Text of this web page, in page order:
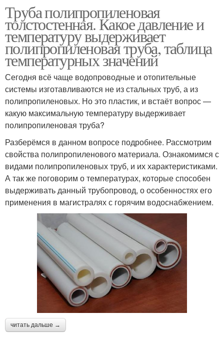
Труба полипропиленовая
толстостенная. Какое давление и
температуру выдерживает
полипропиленовая труба, таблица
температурных значений
Сегодня всё чаще водопроводные и отопительные
системы изготавливаются не из стальных труб, а из
полипропиленовых. Но это пластик, и встаёт вопрос —
какую максимальную температуру выдерживает
полипропиленовая труба?
Разберёмся в данном вопросе подробнее. Рассмотрим
свойства полипропиленового материала. Ознакомимся с
видами полипропиленовых труб, и их характеристиками.
А так же поговорим о температурах, которые способен
выдерживать данный трубопровод, о особенностях его
применения в магистралях с горячим водоснабжением.
читать дальше →